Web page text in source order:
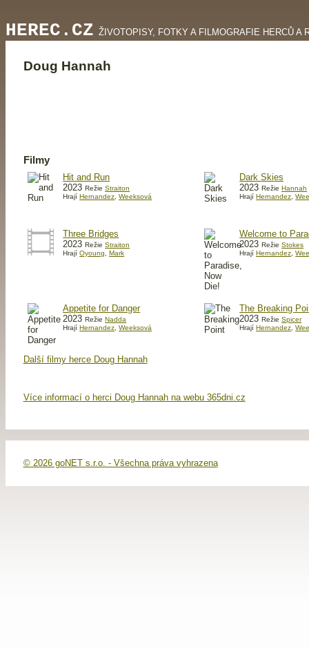
HEREC.CZ ŽIVOTOPISY, FOTKY A FILMOGRAFIE HERCŮ A
Doug Hannah
Filmy
Hit and Run
2023RežieStraiton
HrajíHernandez ,Weeksová
Dark Skies
2023RežieHannah
HrajíHernandez ,
Three Bridges
2023RežieStraiton
HrajíOyoung,Mark
Welcome to
2023RežieStokes
HrajíHernandez,
Appetite for Danger
2023RežieNadda
HrajíHernandez ,Weeksová
The Breaking
2023RežieSpicer
HrajíHernandez ,
Další filmy herce Doug Hannah
Více informací o herci Doug Hannah na webu 365dni.cz
© 2026 goNET s.r.o. - Všechna práva vyhrazena